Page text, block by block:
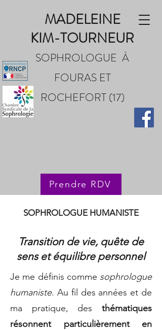
MADELEINE
KIM-TOURNEUR
SOPHROLOGUE À
FOURAS ET
ROCHEFORT (17)
Prendre RDV
SOPHROLOGUE HUMANISTE
Transition de vie, quête de
sens et équilibre personnel
Je me définis comme sophrologue
humaniste. Au fil des années et de
ma pratique, des thématiques
résonnent particulièrement en